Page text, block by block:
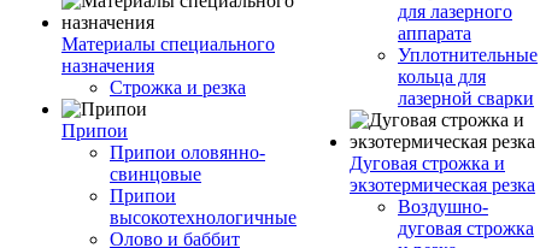
Материалы специального
назначения
Строжка и резка
Припои
Припои оловянно-
свинцовые
Припои
высокотехнологичные
Олово и баббит
для лазерного
аппарата
Уплотнительные
кольца для
лазерной сварки
Дуговая строжка и
экзотермическая резка
Воздушно-
дуговая строжка